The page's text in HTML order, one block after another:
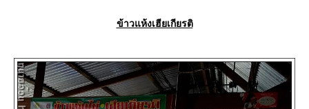
ข้าวแห้งเฮียเกียรติ